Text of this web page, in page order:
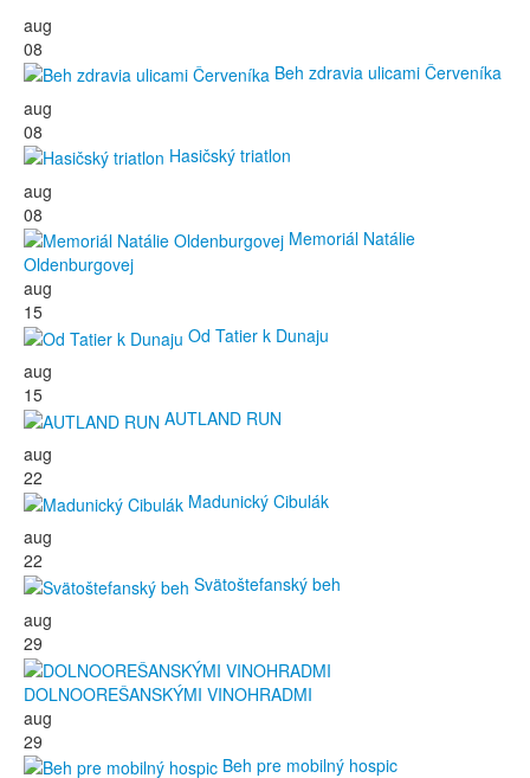
aug
08
Beh zdravia ulicami Červeníka
aug
08
Hasičský triatlon
aug
08
Memoriál Natálie
Oldenburgovej
aug
15
Od Tatier k Dunaju
aug
15
AUTLAND RUN
aug
22
Madunický Cibulák
aug
22
Svätoštefanský beh
aug
29
DOLNOOREŠANSKÝMI VINOHRADMI
aug
29
Beh pre mobilný hospic